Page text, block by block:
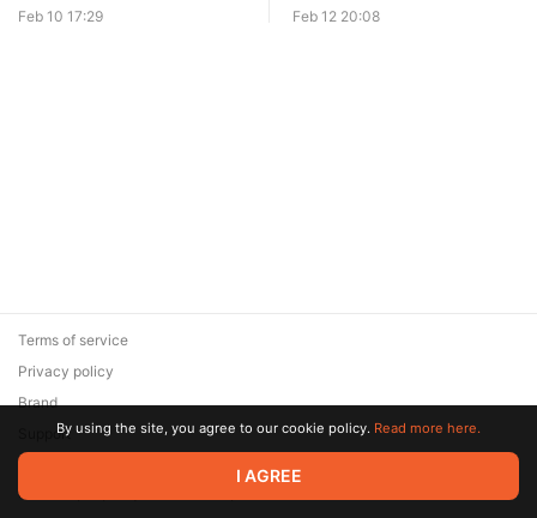
Feb 10 17:29 Feb 12 20:08
© 2026 Zaya Solutions Limited. All rights reserved. All trademarks
are the property of their respective owners.
Terms of service
Privacy policy
Brand
SupportBy using the site, you agree to our cookie policy. Read more here.
I AGREE